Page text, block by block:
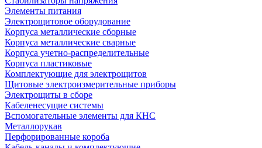
Элементы питания
Электрощитовое оборудование
Корпуса металлические сборные
Корпуса металлические сварные
Корпуса учетно-распределительные
Корпуса пластиковые
Комплектующие для электрощитов
Щитовые электроизмерительные приборы
Электрощиты в сборе
Кабеленесущие системы
Вспомогательные элементы для КНС
Металлорукав
Перфорированные короба